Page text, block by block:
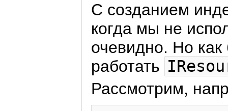
С созданием
когда мы не
очевидно. Но как
работать
Рассмотрим,